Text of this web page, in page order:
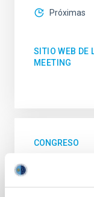
Próximas
SITIO WEB DE
MEETING
CONGRESO